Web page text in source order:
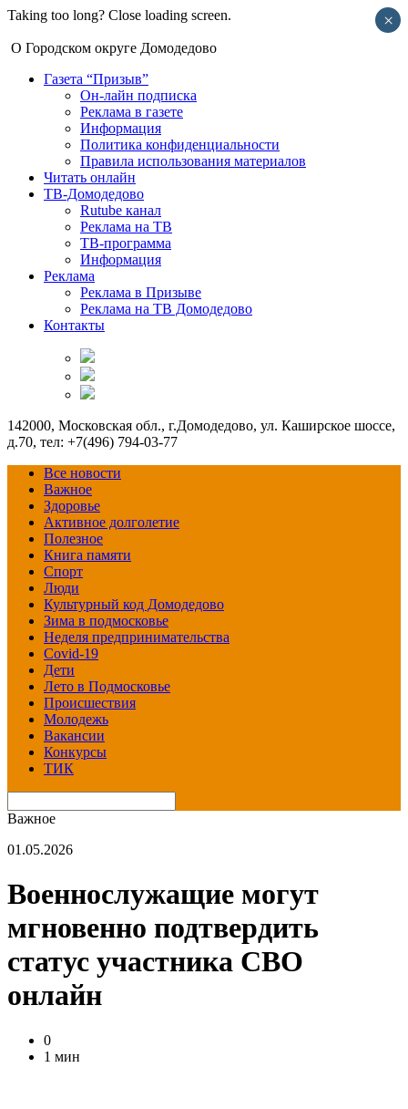
Taking too long? Close loading screen.
О Городском округе Домодедово
Газета “Призыв”
Он-лайн подписка
Реклама в газете
Информация
Политика конфиденциальности
Правила использования материалов
Читать онлайн
ТВ-Домодедово
Rutube канал
Реклама на ТВ
ТВ-программа
Информация
Реклама
Реклама в Призыве
Реклама на ТВ Домодедово
Контакты
142000, Московская обл., г.Домодедово, ул. Каширское шоссе,
д.70, тел: +7(496) 794-03-77
Все новости
Важное
Здоровье
Активное долголетие
Полезное
Книга памяти
Спорт
Люди
Культурный код Домодедово
Зима в подмосковье
Неделя предпринимательства
Covid-19
Дети
Лето в Подмосковье
Происшествия
Молодежь
Вакансии
Конкурсы
ТИК
Важное
01.05.2026
Военнослужащие могут
мгновенно подтвердить
статус участника СВО
онлайн
0
1 мин
×